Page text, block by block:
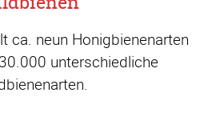
ca. neun Honigbienenarten
unterschiedliche